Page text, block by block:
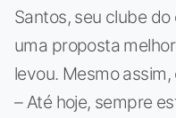
Santos, seu clube
uma proposta
levou. Mesmo
– Até hoje, sempre